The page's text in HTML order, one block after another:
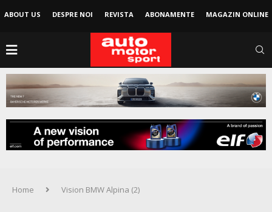
ABOUT US DESPRE NOI REVISTA ABONAMENTE MAGAZIN ONLINE
Home Vision BMW Alpina (2)